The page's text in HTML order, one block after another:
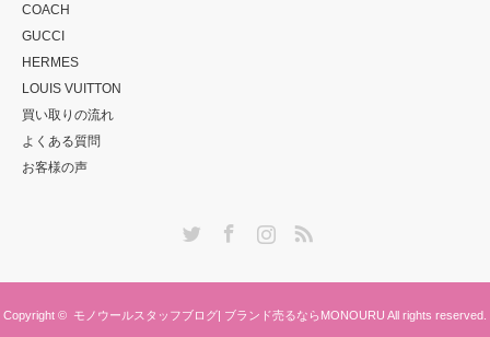
COACH
GUCCI
HERMES
LOUIS VUITTON
買い取りの流れ
よくある質問
お客様の声
Copyright © モノウールスタッフブログ| ブランド売るならMONOURU All rights reserved.